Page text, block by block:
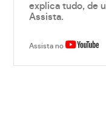
explica tudo, de
Assista.
Assista no